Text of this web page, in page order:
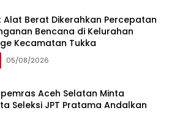
Alat Berat Dikerahkan Percepatan
Bencana di Kelurahan
Kecamatan Tukka
05/08/2026
Aceh Selatan Minta
Seleksi JPT Pratama Andalkan